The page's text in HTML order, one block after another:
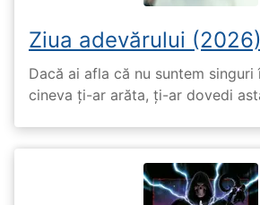
Ziua adevărului (2026)
Dacă ai afla că nu suntem singuri
cineva ți-ar arăta, ți-ar dovedi